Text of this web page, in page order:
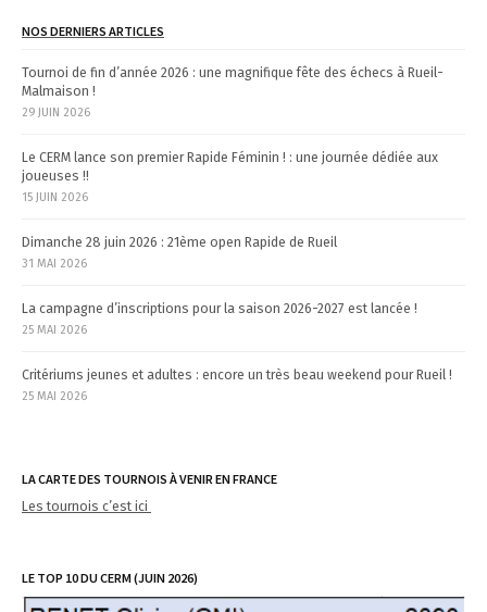
t
i
o
n
NOS DERNIERS ARTICLES
Tournoi de fin d’année 2026 : une magnifique fête des échecs à Rueil-
Malmaison !
29 JUIN 2026
Le CERM lance son premier Rapide Féminin ! : une journée dédiée aux
joueuses !!
15 JUIN 2026
Dimanche 28 juin 2026 : 21ème open Rapide de Rueil
31 MAI 2026
La campagne d’inscriptions pour la saison 2026-2027 est lancée !
25 MAI 2026
Critériums jeunes et adultes : encore un très beau weekend pour Rueil !
25 MAI 2026
LA CARTE DES TOURNOIS À VENIR EN FRANCE
Les tournois c’est ici
LE TOP 10 DU CERM (JUIN 2026)